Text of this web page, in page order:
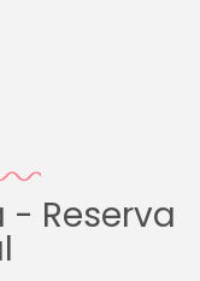
- Reserva